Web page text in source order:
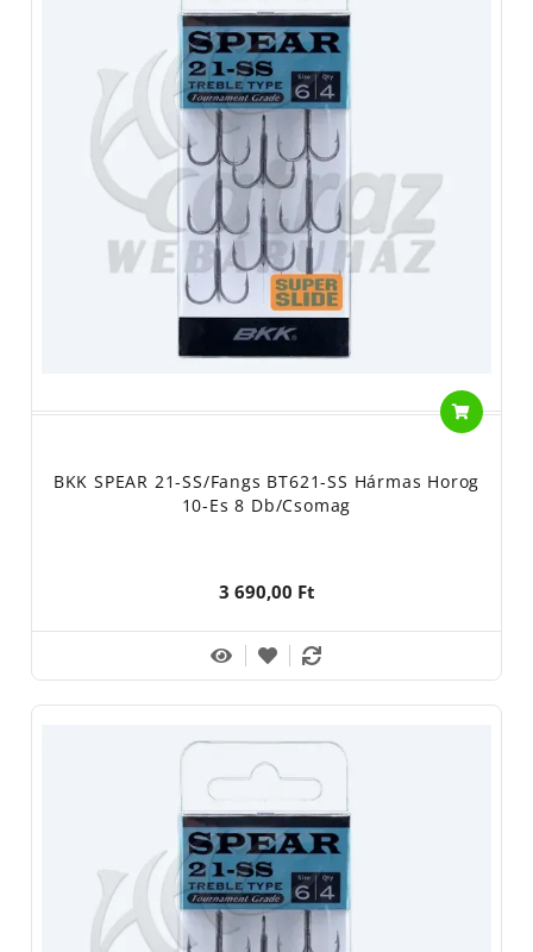
. De mindenképpen olyanok, ahol valamilyen
élőcsalit, gilisztacsokrot, kagylót, nadályt, halszeletet, döglött
csalihalat kell feltűzni.
Ha a műcsalijainkon szeretnénk a horgokat cserélni, vagy esetleg
az ősi magyar harcsázó módszert, a kuttyogtatást űzzük, bátran
válasszunk az alábbi hármas horgok közül.
A legszélesebb palettát talán a BKK
kínálja ezen a téren. A
legkisebb mérettől az óriási harcsás hármas horogig mindenfélét
találhatunk, minőségük pedig megkérdőjelezhetetlen. Sokan
cserélik le azonnal megvásárlás után bizonyos nagy világmárkák
műcsalijain található horgokat ezekre, ami sokat elárul. A
készletei igazi csukás típusok. Nagyobb méretű műcsalikat
hármas horgai kifejezetten a harcsa horgászatára
készülnek. Anyaguk, méretük, bevonatuk, erősségük mind ezt
igen gazdaságos áron beszerezhetőek, a gyártástechnológiájuk
pedig a híres gyártók módszereivel megegyező. Különleges,
hiszen a plusz csillogás még attraktívabbá teszi azt. A
Gamakatsunevet senki számára nem kell bemutatni, sokezer
horgász használja a horgait. A márka kínálatában akár a sós
Reiva - Top-Fish 2001. Kft, 8200 Veszprém, Ciklámen u.14
Nevis - Top-Fish 2001. Kft, 8200 Veszprém, Ciklámen u.14
Savage Gear - Svendsen Sport A/S, Dánia, 4621 Gadstrup,
Erhervervsparken u.14
Gamakatsu - Spro Deutschland GmbH, Németország, 40472
Düsseldorf, Kanzlerstabe u.4.
BKK SPEAR 21-SS/Fangs BT621-SS Hármas Horog
10-Es 8 Db/csomag
3 690,00 Ft